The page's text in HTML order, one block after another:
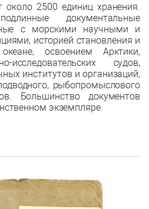
около 2500 единиц хранения.
документальные
с морскими научными и
историей становления и
освоением Арктики,
исследовательских судов,
институтов и организаций,
рыбопромыслового
Большинство документов
экземпляре.